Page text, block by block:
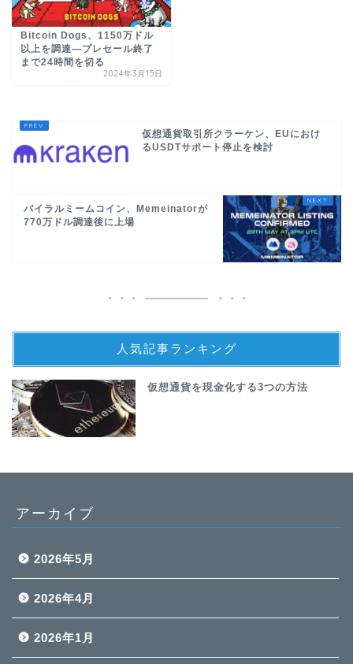
Bitcoin Dogs、1150万ドル
以上を調達―プレセール終了
まで24時間を切る
2024年3月15日
仮想通貨取引所クラーケン、EUにおけ
るUSDTサポート停止を検討
バイラルミームコイン、Memeinatorが
770万ドル調達後に上場
人気記事ランキング
仮想通貨を現金化する3つの方法
アーカイブ
2026年5月
2026年4月
2026年1月